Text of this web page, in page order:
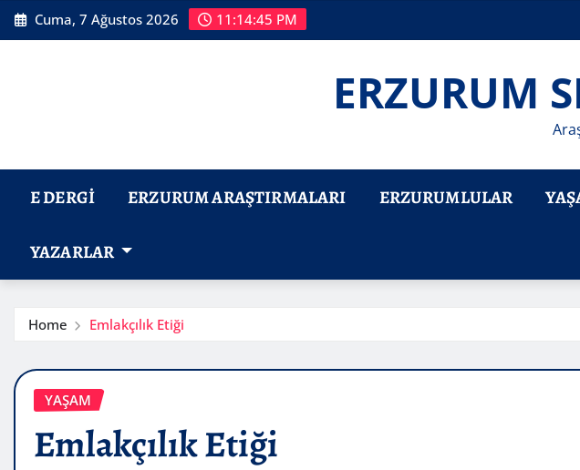
Skip
to
Cuma, 7 Ağustos 2026 11:14:46 PM
ERZURUM
E DERGI ERZURUM ARAŞTIRMALARI ERZURUMLULAR
YAZARLAR
Home Emlakçılık Etiği
YAŞAM
Emlakçılık Etiği